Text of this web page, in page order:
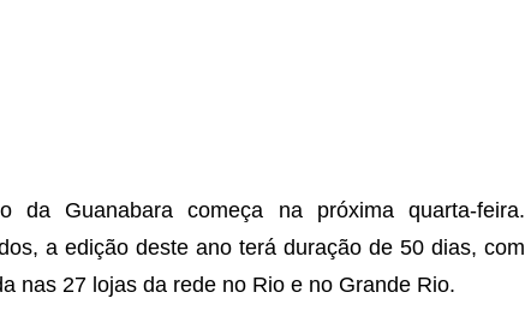
da Guanabara começa na próxima quarta-feira.
a edição deste ano terá duração de 50 dias, com
nas 27 lojas da rede no Rio e no Grande Rio.